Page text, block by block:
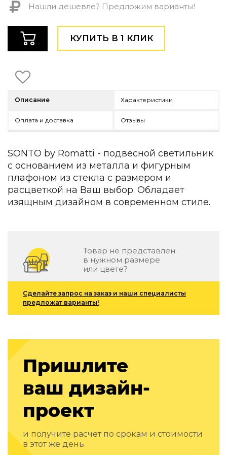
Детская мебель
Фитнес и wellness-оборудование
Коллекции
INTERRA — Soft Modern
ARTOPIA — Mid-Century
Все коллекции мебели
Подбор, производство и комплектация по вашему
По типу
Для кухни
Предметы интерьера
Зеркала
Подбор, производство и комплектация по вашему
Сантехника и инженерия
Дизайнерские ванны
Подбор, производство и комплектация по вашему
Стены
Акустические панели
Стеновые декоративные панели
для террас
Террасные и фасадные системы
Биоклиматические перголы
Камень
Изделия из натурального мрамора и камня
Светящийся камень
Нашли дешевле? Предложим варианты!
КУПИТЬ В 1 КЛИК
Описание Характеристики
Оплата и доставка Отзывы
SONTO by Romatti - подвесной светильник
с основанием из металла и фигурным
плафоном из стекла с размером и
расцветкой на Ваш выбор. Обладает
изящным дизайном в современном стиле.
Товар не представлен
в нужном размере
или цвете?
Сделайте запрос на заказ и наши специалисты
предложат варианты!
Пришлите
ваш дизайн-
проект
и получите расчет по срокам и стоимости
в этот же день